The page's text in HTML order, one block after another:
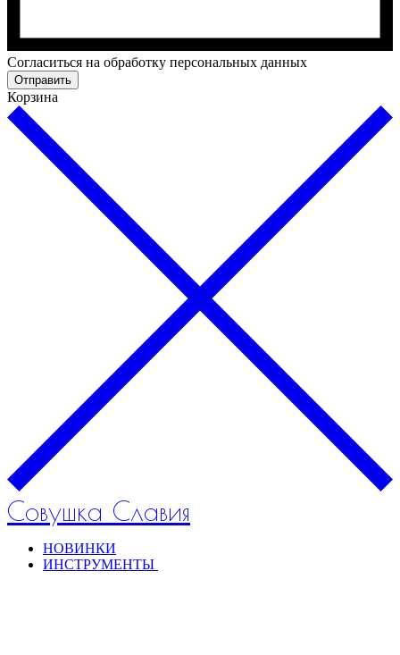
Cогласиться на обработку персональных данных
Отправить
Корзина
Совушка Славия
НОВИНКИ
ИНСТРУМЕНТЫ